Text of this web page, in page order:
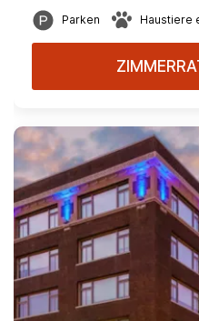
Parken Haustiere